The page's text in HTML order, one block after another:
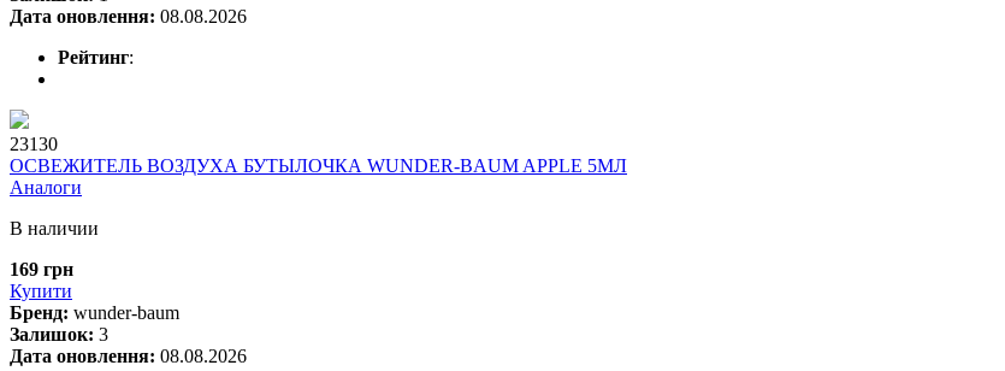
Дата оновлення: 08.08.2026
Рейтинг:
23130
ОСВЕЖИТЕЛЬ ВОЗДУХА БУТЫЛОЧКА WUNDER-BAUM APPLE 5МЛ
Аналоги
В наличии
169 грн
Купити
Бренд: wunder-baum
Залишок: 3
Дата оновлення: 08.08.2026